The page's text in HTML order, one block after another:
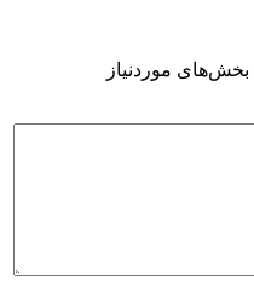
بخش‌های موردنیاز